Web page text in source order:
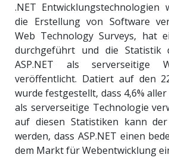
.NET
die Erstellung von Software
Web Technology Surveys, hat
durchgeführt und die Statistik
ASP.NET als serverseitige
veröffentlicht. Datiert auf den
wurde festgestellt, dass 4,6% aller
als serverseitige Technologie
auf diesen Statistiken kann der
werden, dass ASP.NET einen
dem Markt für Webentwicklung